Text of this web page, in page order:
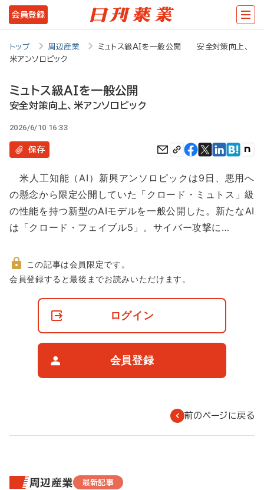
メ
イ
テ
ツ
に
動
会員登録
トップ 周辺産業
ミュトス級AIを一般公開 安全対策向上、
米アンソロピック
ミュトス級AIを一般公開
安全対策向上、米アンソロピック
2026/6/10 16:33
保存
米人工知能（AI）新興アンソロピックは9日、悪用へ
の懸念から限定公開していた「クロード・ミュトス」級
の性能を持つ新型のAIモデルを一般公開した。新たなAI
は「クロード・フェイブル5」。サイバー攻撃に…
非
この記事は会員限定です。
会員登録すると最後までお読みいただけます。
ログイン
会員登録
前のページに戻る
周辺産業 最新記事